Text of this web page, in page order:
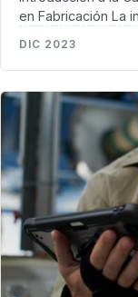
en Fabricación La
DIC 2023